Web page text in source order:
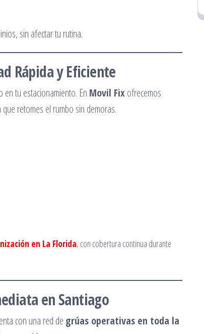
sin afectar tu rutina.
Rápida y Eficiente
tu estacionamiento. En Movil Fixofrecemos
retomes el rumbo sin demoras.
en La Florida, con cobertura continua durante
en Santiago
con una red de grúas operativas en toda la